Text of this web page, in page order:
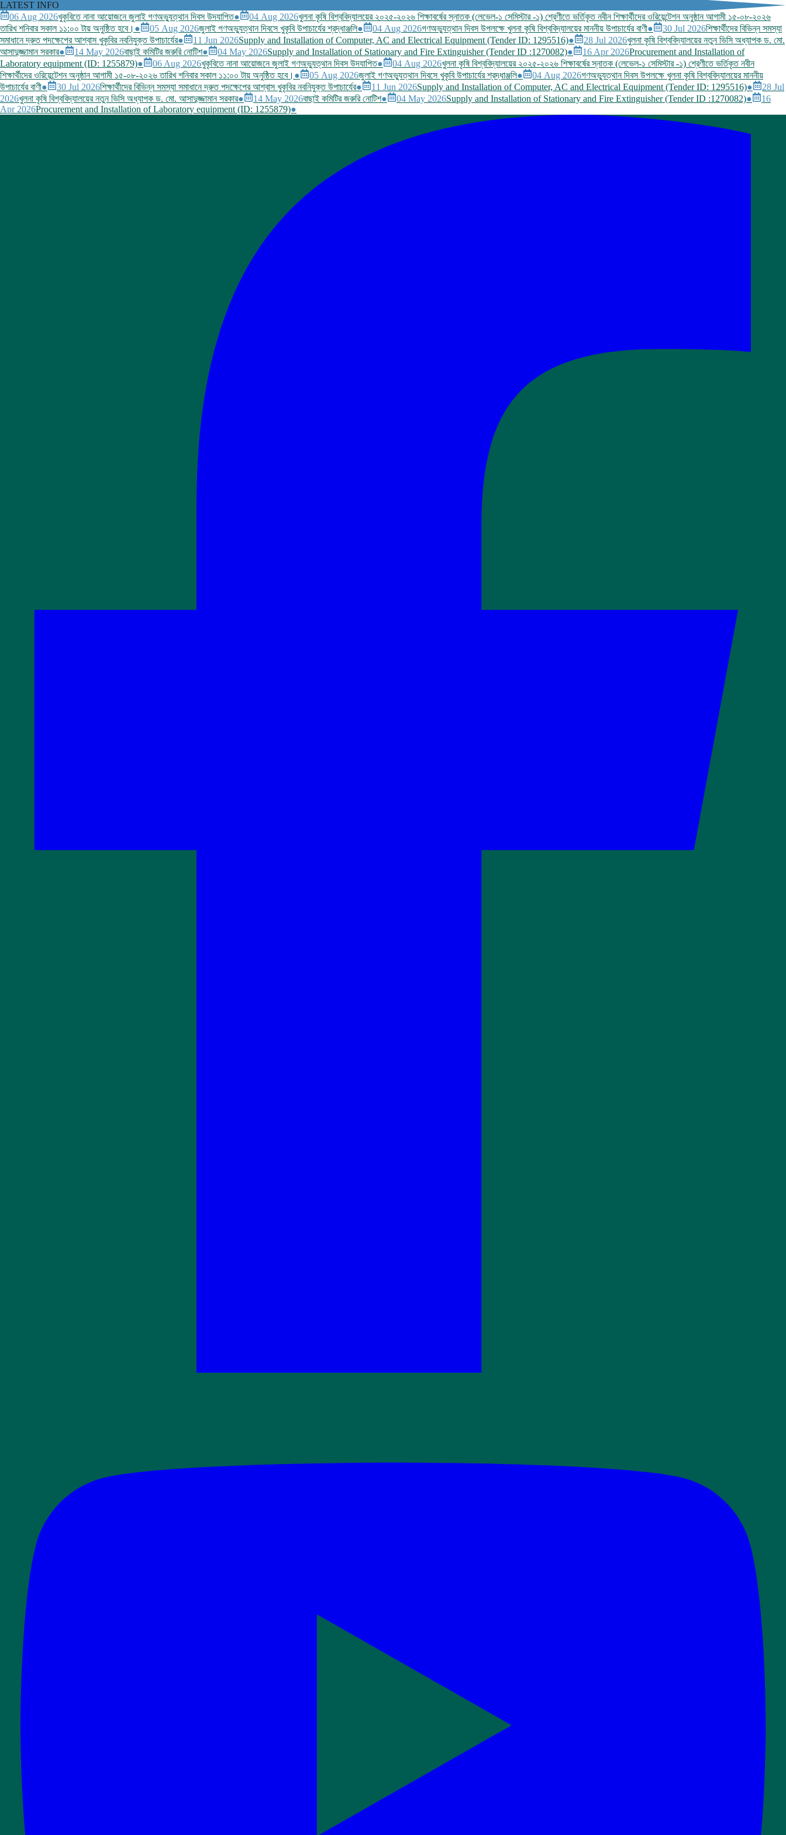
LATEST INFO
06 Aug 2026খুকৃবিতে নানা আয়োজনে জুলাই গণঅভ্যুত্থান দিবস উদযাপিত● 04 Aug 2026খুলনা কৃষি বিশ্ববিদ্যালয়ের ২০২৫-২০২৬ শিক্ষাবর্ষের স্নাতক (লেভেল-১ সেমিস্টার -১) শ্রেণীতে ভর্তিকৃত নবীন শিক্ষার্থীদের ওরিয়েন্টেশন অনুষ্ঠান আগামী ১৫-০৮-২০২৬
তারিখ শনিবার সকাল ১১:০০ টায় অনুষ্ঠিত হবে। ● 05 Aug 2026জুলাই গণঅভ্যুত্থান দিবসে খুকৃবি উপাচার্যের শ্রদ্ধাঞ্জলি● 04 Aug 2026গণঅভ্যুত্থান দিবস উপলক্ষে খুলনা কৃষি বিশ্ববিদ্যালয়ের মাননীয় উপাচার্যের বাণী● 30 Jul 2026শিক্ষার্থীদের বিভিন্ন সমস্যা
সমাধানে দ্রুত পদক্ষেপের আশ্বাস খুকৃবির নবনিযুক্ত উপাচার্যের● 11 Jun 2026Supply and Installation of Computer, AC and Electrical Equipment (Tender ID: 1295516)● 28 Jul 2026খুলনা কৃষি বিশ্ববিদ্যালয়ের নতুন ভিসি অধ্যাপক ড. মো.
আসাদুজ্জামান সরকার● 14 May 2026বাছাই কমিটির জরুরি নোটিশ● 04 May 2026Supply and Installation of Stationary and Fire Extinguisher (Tender ID :1270082)● 16 Apr 2026Procurement and Installation of
Laboratory equipment (ID: 1255879)● 06 Aug 2026খুকৃবিতে নানা আয়োজনে জুলাই গণঅভ্যুত্থান দিবস উদযাপিত● 04 Aug 2026খুলনা কৃষি বিশ্ববিদ্যালয়ের ২০২৫-২০২৬ শিক্ষাবর্ষের স্নাতক (লেভেল-১ সেমিস্টার -১) শ্রেণীতে ভর্তিকৃত নবীন
শিক্ষার্থীদের ওরিয়েন্টেশন অনুষ্ঠান আগামী ১৫-০৮-২০২৬ তারিখ শনিবার সকাল ১১:০০ টায় অনুষ্ঠিত হবে। ● 05 Aug 2026জুলাই গণঅভ্যুত্থান দিবসে খুকৃবি উপাচার্যের শ্রদ্ধাঞ্জলি● 04 Aug 2026গণঅভ্যুত্থান দিবস উপলক্ষে খুলনা কৃষি বিশ্ববিদ্যালয়ের মাননীয়
উপাচার্যের বাণী● 30 Jul 2026শিক্ষার্থীদের বিভিন্ন সমস্যা সমাধানে দ্রুত পদক্ষেপের আশ্বাস খুকৃবির নবনিযুক্ত উপাচার্যের● 11 Jun 2026Supply and Installation of Computer, AC and Electrical Equipment (Tender ID: 1295516)●
28 Jul
2026খুলনা কৃষি বিশ্ববিদ্যালয়ের নতুন ভিসি অধ্যাপক ড. মো. আসাদুজ্জামান সরকার● 14 May 2026বাছাই কমিটির জরুরি নোটিশ● 04 May 2026Supply and Installation of Stationary and Fire Extinguisher (Tender ID :1270082)●
16
Apr 2026Procurement and Installation of Laboratory equipment (ID: 1255879)●